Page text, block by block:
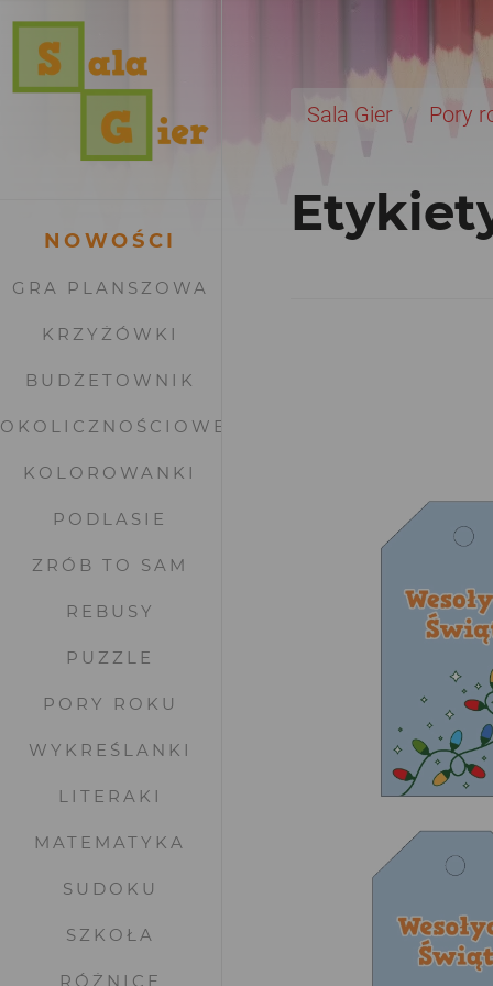
NOWOŚCI
GRA PLANSZOWA
KRZYŻÓWKI
BUDŻETOWNIK
OKOLICZNOŚCIOWE
KOLOROWANKI
PODLASIE
ZRÓB TO SAM
REBUSY
PUZZLE
PORY ROKU
WYKREŚLANKI
LITERAKI
MATEMATYKA
SUDOKU
SZKOŁA
RÓŻNICE
Sala Gier Pory